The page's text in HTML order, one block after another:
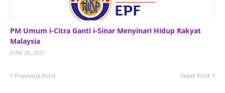
PM Umum i-Citra Ganti i-Sinar Menyinari Hidup Rakyat
Malaysia
JUNE 28, 2021
Previous Post Next Post